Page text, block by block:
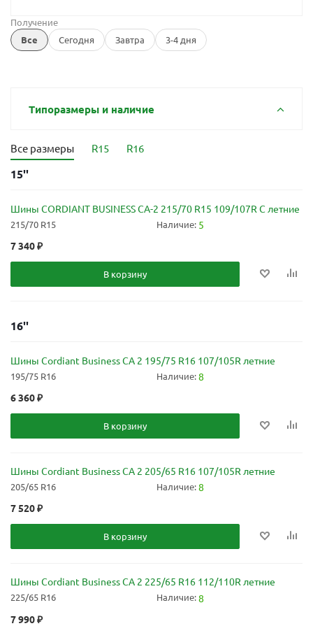
Получение
Все
Сегодня Завтра 3-4 дня
Типоразмеры и наличие
Все размеры R15 R16
15''
Шины CORDIANT BUSINESS CA-2 215/70 R15 109/107R C летние
215/70 R15 Наличие: 5
7 340₽
В корзину
16''
Шины Cordiant Business CA 2 195/75 R16 107/105R летние
195/75 R16 Наличие:8
6 360₽
В корзину
Шины Cordiant Business CA 2 205/65 R16 107/105R летние
205/65 R16 Наличие:8
7 520₽
В корзину
Шины Cordiant Business CA 2 225/65 R16 112/110R летние
225/65 R16 Наличие:8
7 990₽